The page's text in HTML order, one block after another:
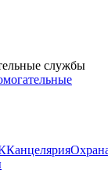
службы
Канцелярия